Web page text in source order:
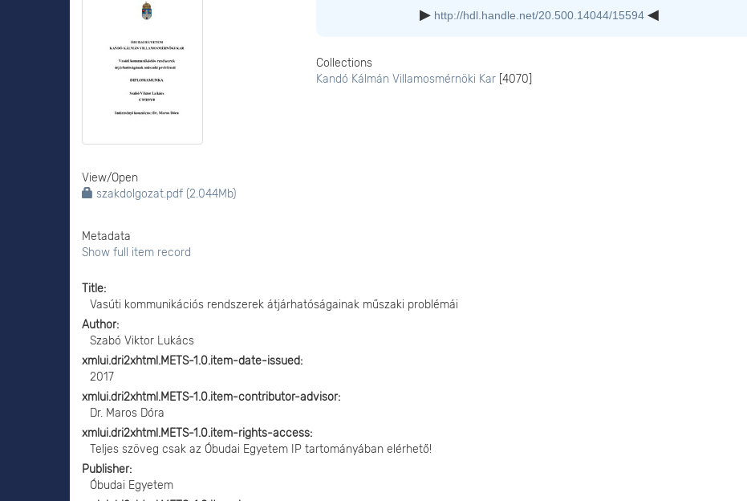
View/Open
szakdolgozat.pdf (2.044Mb)
Metadata
Show full item record
http://hdl.handle.net/20.500.14044/15594
Collections
Kandó Kálmán Villamosmérnöki Kar [4070]
Title
Vasúti kommunikációs rendszerek átjárhatóságainak műszaki problémái
Author
Szabó Viktor Lukács
xmlui.dri2xhtml.METS-1.0.item-date-issued
2017
xmlui.dri2xhtml.METS-1.0.item-contributor-advisor
Dr. Maros Dóra
xmlui.dri2xhtml.METS-1.0.item-rights-access
Teljes szöveg csak az Óbudai Egyetem IP tartományában elérhető!
Publisher
Óbudai Egyetem